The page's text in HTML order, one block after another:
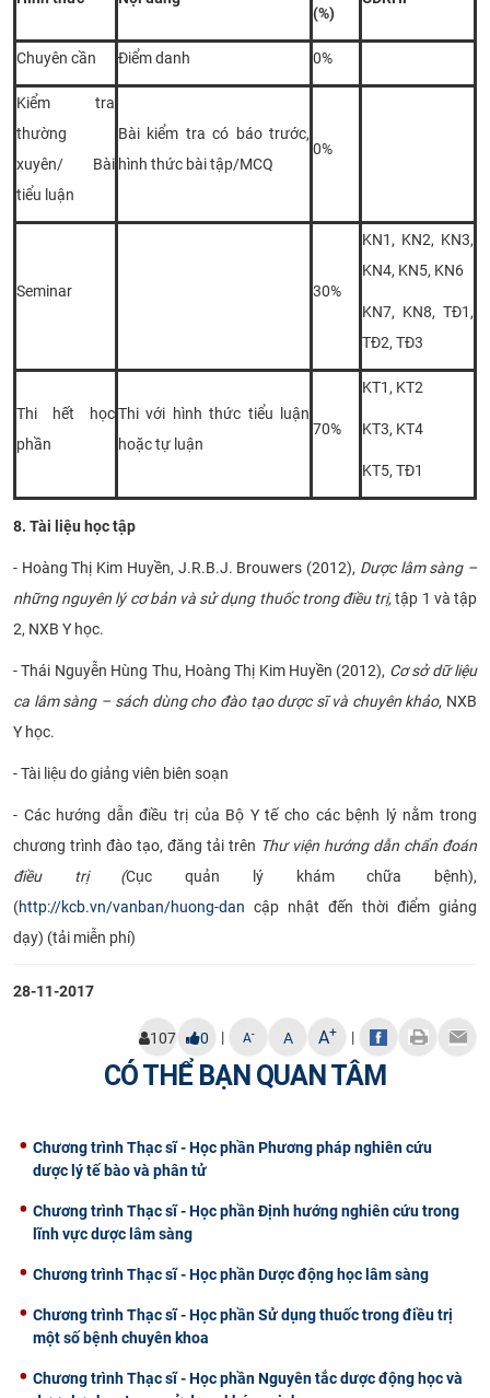
(%)
Chuyên cần Điểm danh 0%
Kiểm tra
thường
xuyên/ Bài
tiểu luận
Bài kiểm tra có báo trước,
hình thức bài tập/MCQ
0%
Seminar 30%
KN1, KN2, KN3,
KN4, KN5, KN6
KN7, KN8, TĐ1,
TĐ2, TĐ3
Thi hết học
phần
Thi với hình thức tiểu luận
hoặc tự luận
70%
KT1, KT2
KT3, KT4
KT5, TĐ1
8. Tài liệu học tập
- Hoàng Thị Kim Huyền, J.R.B.J. Brouwers (2012), Dược lâm sàng –
những nguyên lý cơ bản và sử dụng thuốc trong điều trị,tập 1 và tập
2, NXB Y học.
- Thái Nguyễn Hùng Thu, Hoàng Thị Kim Huyền (2012), Cơ sở dữ liệu
ca lâm sàng – sách dùng cho đào tạo dược sĩ và chuyên khảo, NXB
Y học.
- Tài liệu do giảng viên biên soạn
- Các hướng dẫn điều trị của Bộ Y tế cho các bệnh lý nằm trong
chương trình đào tạo, đăng tải trên Thư viện hướng dẫn chẩn đoán
điều trị (Cục quản lý khám chữa bệnh),
(http://kcb.vn/vanban/huong-dan cập nhật đến thời điểm giảng
dạy) (tải miễn phí)
28-11-2017
107 0 | A- A A+ |
CÓ THỂ BẠN QUAN TÂM
Chương trình Thạc sĩ - Học phần Phương pháp nghiên cứu
dược lý tế bào và phân tử
Chương trình Thạc sĩ - Học phần Định hướng nghiên cứu trong
lĩnh vực dược lâm sàng
Chương trình Thạc sĩ - Học phần Dược động học lâm sàng
Chương trình Thạc sĩ - Học phần Sử dụng thuốc trong điều trị
một số bệnh chuyên khoa
Chương trình Thạc sĩ - Học phần Nguyên tắc dược động học và